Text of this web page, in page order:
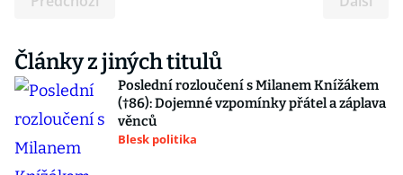
Články z jiných titulů
Poslední rozloučení s Milanem Knížákem
(†86): Dojemné vzpomínky přátel a záplava
věnců
Blesk politika